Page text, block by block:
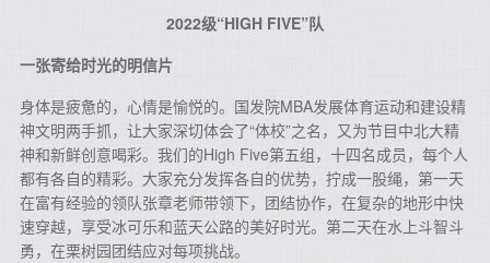
2022级“HIGH FIVE”队
一张寄给时光的明信片
身体是疲惫的，心情是愉悦的。国发院MBA发展体育运动和建设精
神文明两手抓，让大家深切体会了“体校”之名，又为节目中北大精
神和新鲜创意喝彩。我们的High Five第五组，十四名成员，每个人
都有各自的精彩。大家充分发挥各自的优势，拧成一股绳，第一天
在富有经验的领队张章老师带领下，团结协作，在复杂的地形中快
速穿越，享受冰可乐和蓝天公路的美好时光。第二天在水上斗智斗
勇，在栗树园团结应对每项挑战。